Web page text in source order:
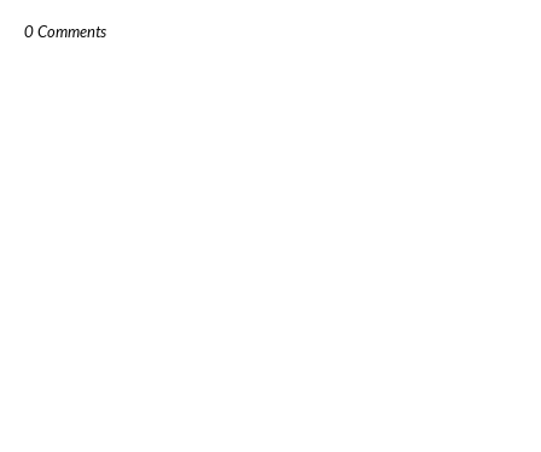
0 Comments